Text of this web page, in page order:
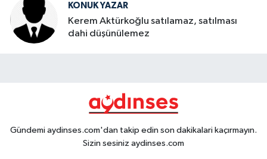
KONUK YAZAR
Kerem Aktürkoğlu satılamaz, satılması
dahi düşünülemez
Gündemi aydinses.com'dan takip edin son dakikalari kaçırmayın.
Sizin sesiniz aydinses.com